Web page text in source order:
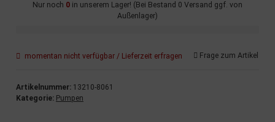
Nur noch 0 in unserem Lager! (Bei Bestand 0 Versand ggf. von
Außenlager)
momentan nicht verfügbar / Lieferzeit erfragen Frage zum Artikel
Artikelnummer: 13210-8061
Kategorie: Pumpen